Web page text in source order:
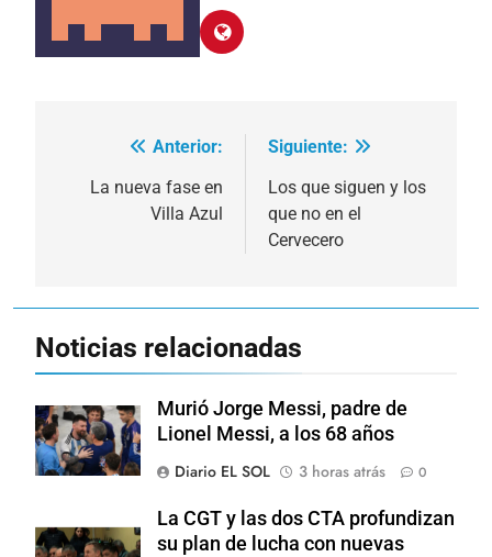
Navegación
Anterior:
La nueva fase en
Villa Azul
Siguiente:
Los que siguen y los
que no en el
Cervecero
Noticias relacionadas
Murió Jorge Messi, padre de
Lionel Messi, a los 68 años
Diario EL SOL
3 horas atrás 0
La CGT y las dos CTA profundizan
su plan de lucha con nuevas